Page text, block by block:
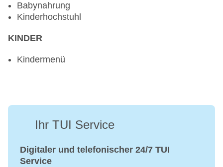
Babynahrung
Kinderhochstuhl
KINDER
Kindermenü
Ihr TUI Service
Digitaler und telefonischer 24/7 TUI
Service